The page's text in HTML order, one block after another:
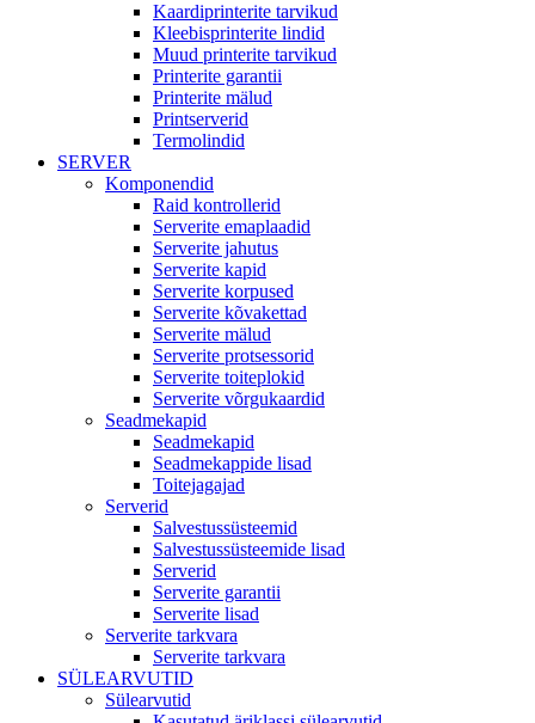
Kaardiprinterite tarvikud
Kleebisprinterite lindid
Muud printerite tarvikud
Printerite garantii
Printerite mälud
Printserverid
Termolindid
SERVER
Komponendid
Raid kontrollerid
Serverite emaplaadid
Serverite jahutus
Serverite kapid
Serverite korpused
Serverite kõvakettad
Serverite mälud
Serverite protsessorid
Serverite toiteplokid
Serverite võrgukaardid
Seadmekapid
Seadmekapid
Seadmekappide lisad
Toitejagajad
Serverid
Salvestussüsteemid
Salvestussüsteemide lisad
Serverid
Serverite garantii
Serverite lisad
Serverite tarkvara
Serverite tarkvara
SÜLEARVUTID
Sülearvutid